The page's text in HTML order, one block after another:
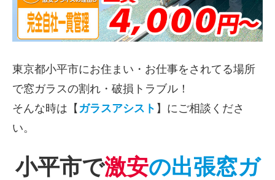
東京都小平市にお住まい・お仕事をされてる場所
で窓ガラスの割れ・破損トラブル！
そんな時は【 ガラスアシスト 】にご相談くださ
い。
小平市で激安の出張窓ガ